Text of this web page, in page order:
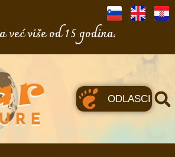
već više od 15 godina.
ODLASCI